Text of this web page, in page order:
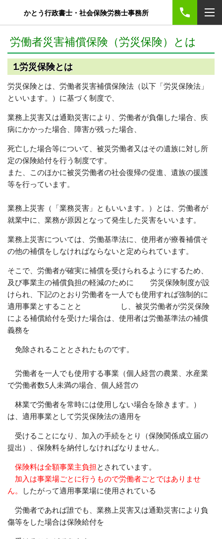
かとう行政書士・社会保険労務士事務所
労働者災害補償保険（労災保険）とは
1.労災保険とは
労災保険とは、労働者災害補償保険法（以下「労災保険法」
といいます。）に基づく制度で、
業務上災害又は通勤災害により、労働者が負傷した場合、疾
病にかかった場合、障害が残った場合、
死亡した場合等について、被災労働者又はその遺族に対し所
定の保険給付を行う制度です。
また、このほかに被災労働者の社会復帰の促進、遺族の援護
等を行っています。
業務上災害（「業務災害」ともいいます。）とは、労働者が
就業中に、業務が原因となって発生した災害をいいます。
業務上災害については、労働基準法に、使用者が療養補償そ
の他の補償をしなければならないと定められています。
そこで、労働者が確実に補償を受けられるようにするため、
及び事業主の補償負担の軽減のために 労災保険制度が設
けられ、下記のとおり労働者を一人でも使用すれば強制的に
適用事業とすることと し、被災労働者が労災保険
による補償給付を受けた場合は、使用者は労働基準法の補償
義務を
免除されることとされたものです。
労働者を一人でも使用する事業（個人経営の農業、水産業
で労働者数5人未満の場合、個人経営の
林業で労働者を常時には使用しない場合を除きます。）
は、適用事業として労災保険法の適用を
受けることになり、加入の手続をとり（保険関係成立届の
提出）、保険料を納付しなければなりません。
保険料は全額事業主負担 とされています。
加入は事業場ごとに行うもので労働者ごとではありませ
ん。
したがって適用事業場に使用されている
労働者であれば誰でも、業務上災害又は通勤災害により負
傷等をした場合は保険給付を